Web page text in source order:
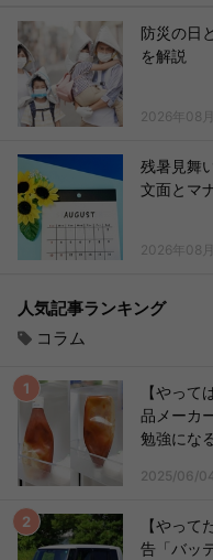
防災の日
を解説
2026年08月
残暑見舞
文面とマ
2026年08
人気記事ランキング
コラム
【やっ
品メーカ
勉強にな
2025/06/
【やって
告「バッ